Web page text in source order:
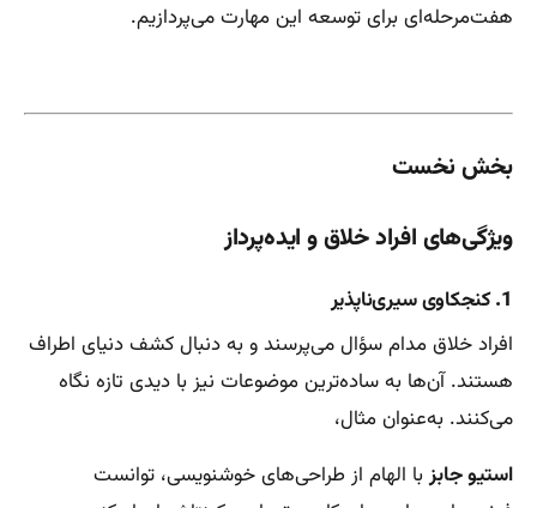
هفت‌مرحله‌ای برای توسعه این مهارت می‌پردازیم.
بخش نخست
ویژگی‌های افراد خلاق و ایده‌پرداز
1. کنجکاوی سیری‌ناپذیر
افراد خلاق مدام سؤال می‌پرسند و به دنبال کشف دنیای اطراف
هستند. آن‌ها به ساده‌ترین موضوعات نیز با دیدی تازه نگاه
می‌کنند. به‌عنوان مثال،
استیو جابزبا الهام از طراحی‌های خوشنویسی، توانست